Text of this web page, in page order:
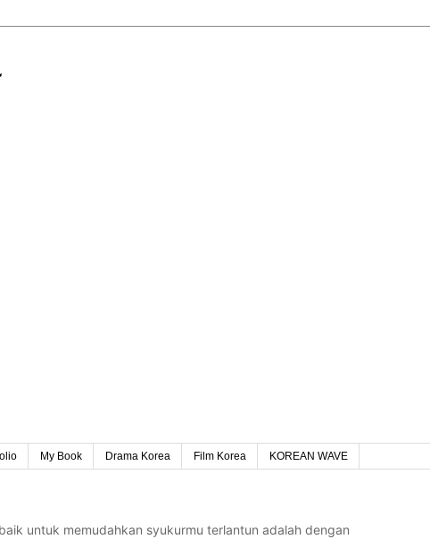
My Book Drama Korea Film Korea KOREAN WAVE
untuk memudahkan syukurmu terlantun adalah dengan